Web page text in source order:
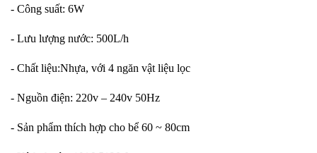
- Công suất: 6W
- Lưu lượng nước: 500L/h
- Chất liệu:Nhựa, với 4 ngăn vật liệu lọc
- Nguồn điện: 220v – 240v 50Hz
- Sản phẩm thích hợp cho bể 60 ~ 80cm